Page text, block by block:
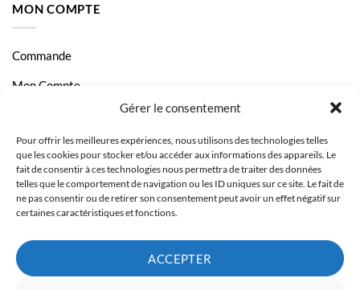
Gérer le consentement
Pour offrir les meilleures expériences, nous utilisons des technologies telles
que les cookies pour stocker et/ou accéder aux informations des appareils. Le
fait de consentir à ces technologies nous permettra de traiter des données
telles que le comportement de navigation ou les ID uniques sur ce site. Le fait de
ne pas consentir ou de retirer son consentement peut avoir un effet négatif sur
certaines caractéristiques et fonctions.
ACCEPTER
MON COMPTE
Commande
Mon Compte
Livraison et Paiement
Page Contact